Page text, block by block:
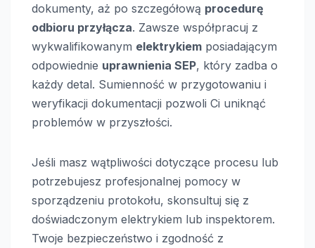
dokumenty, aż po szczegółową procedurę
odbioru przyłącza. Zawsze współpracuj z
wykwalifikowanym elektrykiem posiadającym
odpowiednie uprawnienia SEP, który zadba o
każdy detal. Sumienność w przygotowaniu i
weryfikacji dokumentacji pozwoli Ci uniknąć
problemów w przyszłości.
Jeśli masz wątpliwości dotyczące procesu lub
potrzebujesz profesjonalnej pomocy w
sporządzeniu protokołu, skonsultuj się z
doświadczonym elektrykiem lub inspektorem.
Twoje bezpieczeństwo i zgodność z